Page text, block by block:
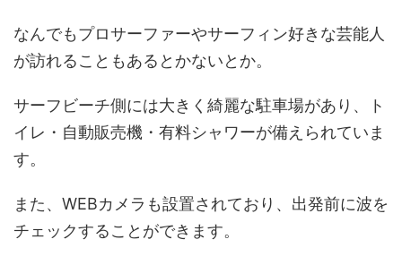
なんでもプロサーファーやサーフィン好きな芸能人
が訪れることもあるとかないとか。
サーフビーチ側には大きく綺麗な駐車場があり、ト
イレ・自動販売機・有料シャワーが備えられていま
す。
また、WEBカメラも設置されており、出発前に波を
チェックすることができます。